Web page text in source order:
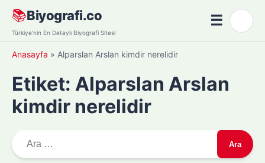
Skip
content
📚Biyografi.co
Türkiye'nin En Detaylı Biyografi Sitesi
☰Menü
Anasayfa » Alparslan Arslan kimdir nerelidir
Etiket: Alparslan Arslan
kimdir nerelidir
r